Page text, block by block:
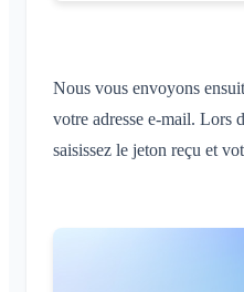
Nous vous envoyons
votre adresse e-mail. Lors
saisissez le jeton reçu et